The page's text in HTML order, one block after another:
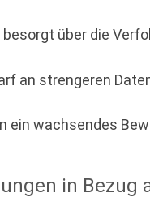
über die
an strengeren
ein wachsendes
in